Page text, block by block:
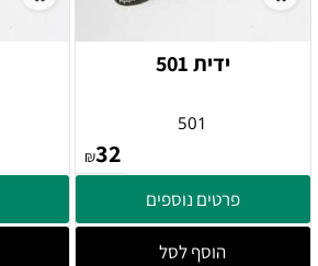
ידית 501
501
₪32
פרטים נוספים
הוסף לסל